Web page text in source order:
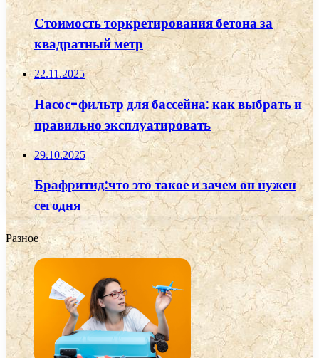
Стоимость торкретирования бетона за
квадратный метр
22.11.2025
Насос-фильтр для бассейна: как выбрать и
правильно эксплуатировать
29.10.2025
Брафритид:что это такое и зачем он нужен
сегодня
Разное